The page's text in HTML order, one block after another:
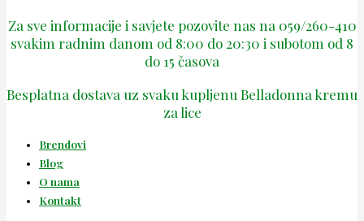
Za sve informacije i savjete pozovite nas na 059/260-410
svakim radnim danom od 8:00 do 20:30 i subotom od 8
do 15 časova
Besplatna dostava uz svaku kupljenu Belladonna kremu
za lice
Brendovi
Blog
O nama
Kontakt